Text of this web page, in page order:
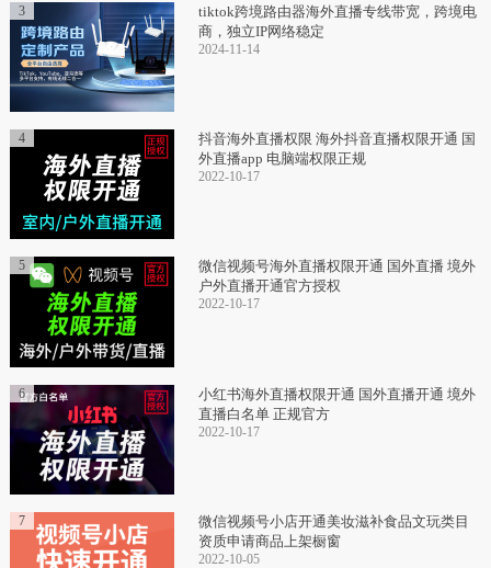
3
tiktok跨境路由器海外直播专线带宽，跨境电
商，独立IP网络稳定
2024-11-14
4
抖音海外直播权限 海外抖音直播权限开通 国
外直播app 电脑端权限正规
2022-10-17
5
微信视频号海外直播权限开通 国外直播 境外
户外直播开通官方授权
2022-10-17
6
小红书海外直播权限开通 国外直播开通 境外
直播白名单 正规官方
2022-10-17
7
微信视频号小店开通美妆滋补食品文玩类目
资质申请商品上架橱窗
2022-10-05